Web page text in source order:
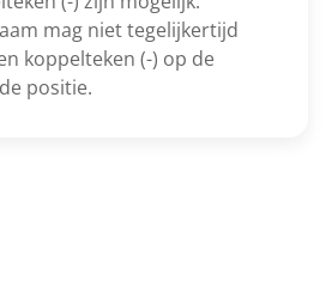
mag niet tegelijkertijd
koppelteken (-) op de
positie.